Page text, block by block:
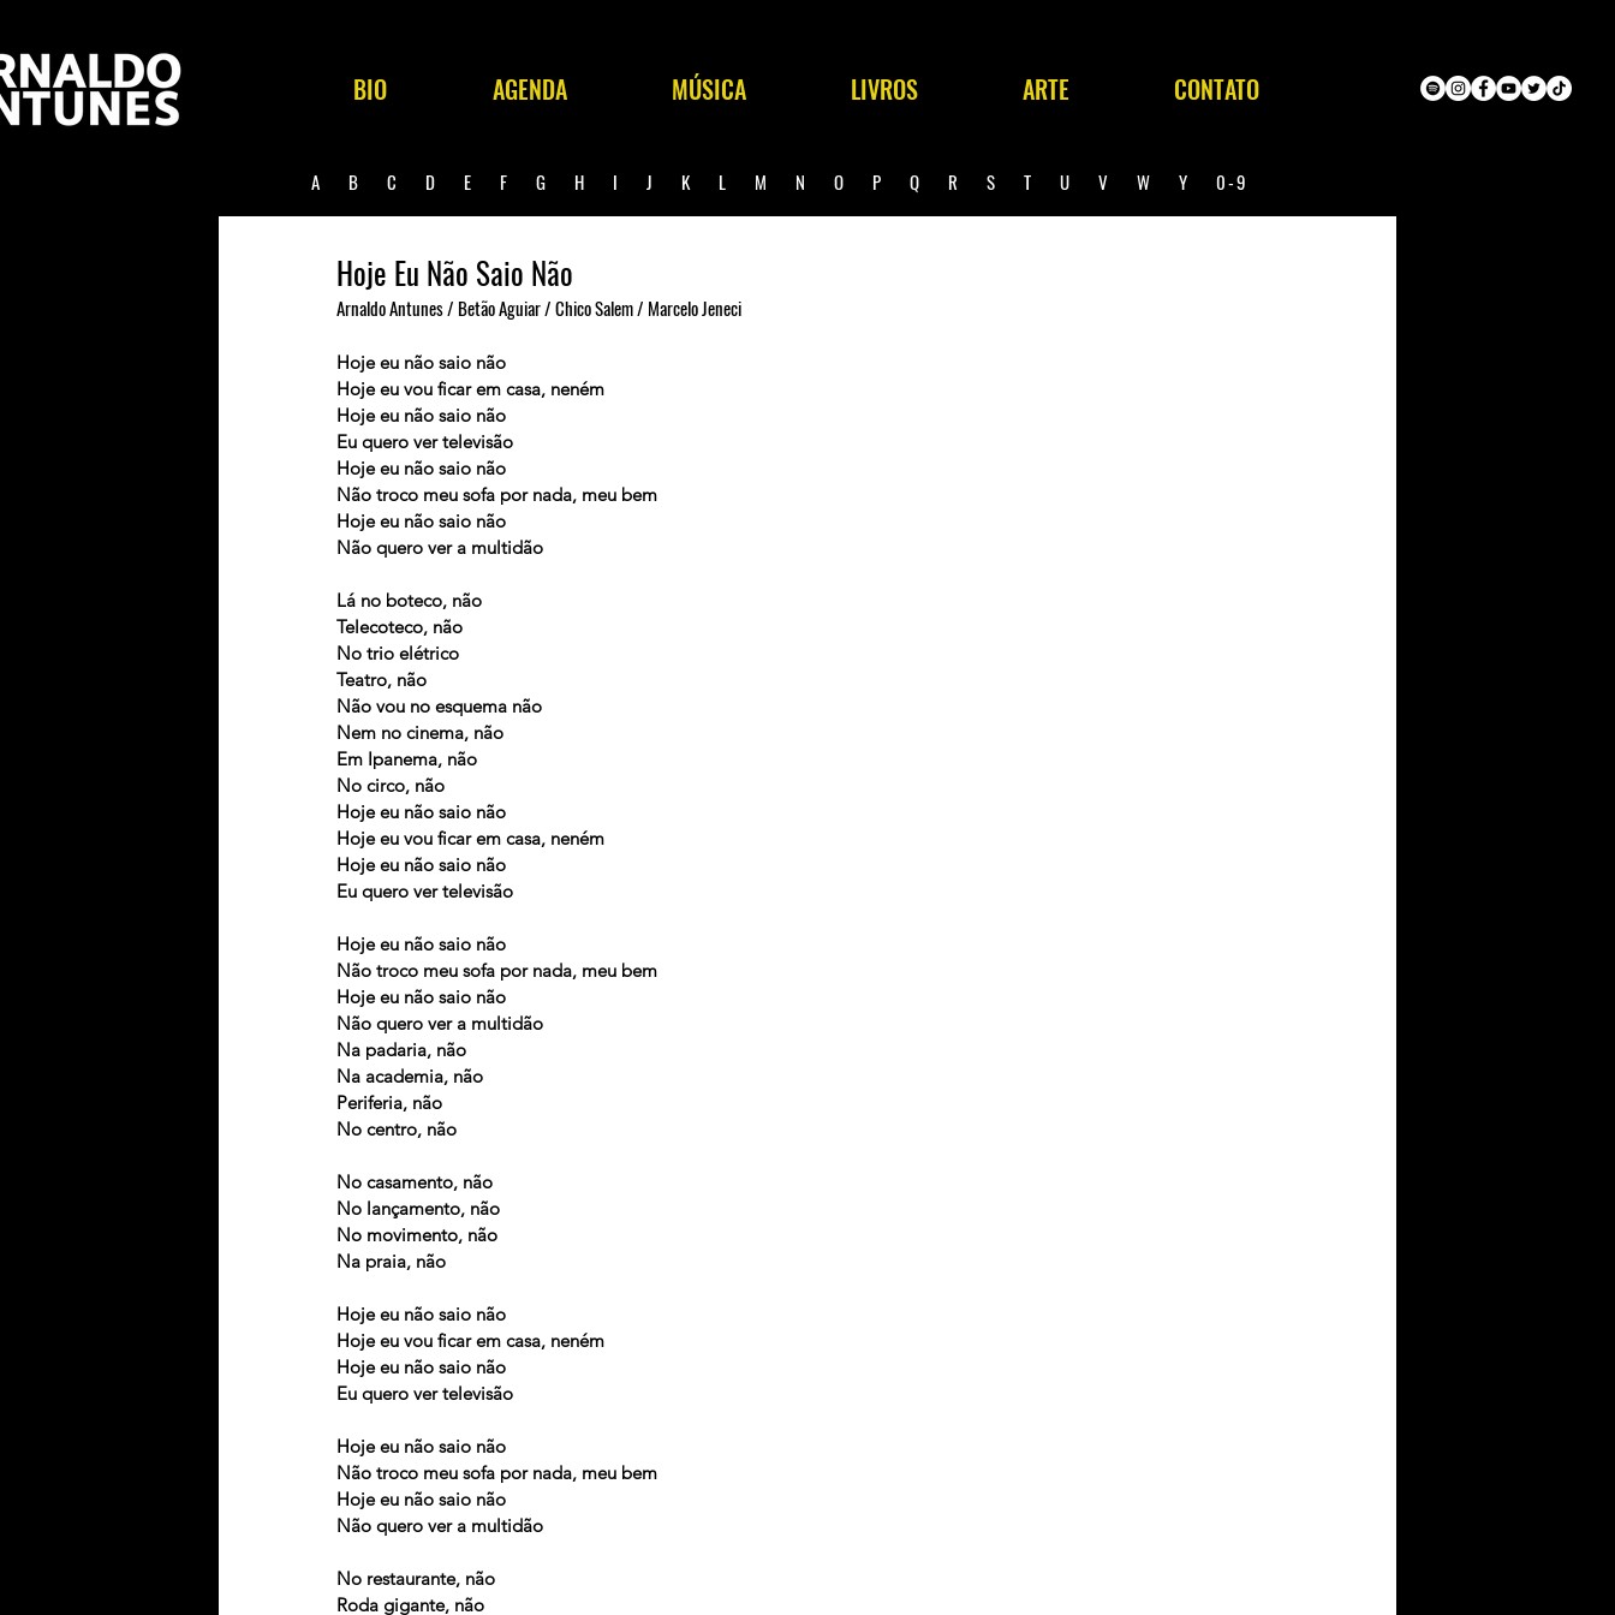
BIO AGENDA MÚSICA LIVROS ARTE CONTATO
A B C D E F G H I J K L M N O P Q R S T U V W Y 0-9
Hoje Eu Não Saio Não
Arnaldo Antunes / Betão Aguiar / Chico Salem / Marcelo Jeneci
Hoje eu não saio não
Hoje eu vou ficar em casa, neném
Hoje eu não saio não
Eu quero ver televisão
Hoje eu não saio não
Não troco meu sofa por nada, meu bem
Hoje eu não saio não
Não quero ver a multidão
Lá no boteco, não
Telecoteco, não
No trio elétrico
Teatro, não
Não vou no esquema não
Nem no cinema, não
Em Ipanema, não
No circo, não
Hoje eu não saio não
Hoje eu vou ficar em casa, neném
Hoje eu não saio não
Eu quero ver televisão
Hoje eu não saio não
Não troco meu sofa por nada, meu bem
Hoje eu não saio não
Não quero ver a multidão
Na padaria, não
Na academia, não
Periferia, não
No centro, não
No casamento, não
No lançamento, não
No movimento, não
Na praia, não
Hoje eu não saio não
Hoje eu vou ficar em casa, neném
Hoje eu não saio não
Eu quero ver televisão
Hoje eu não saio não
Não troco meu sofa por nada, meu bem
Hoje eu não saio não
Não quero ver a multidão
No restaurante, não
Roda gigante, não